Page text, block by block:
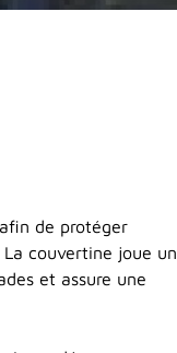
de protéger
couvertine joue un
et assure une